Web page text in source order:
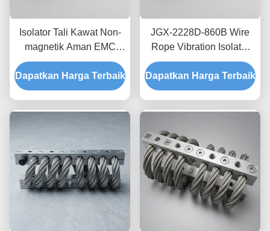
Isolator Tali Kawat Non-
magnetik Aman EMC
JGX-2228D-665B
Dudukan Disipasi Kejut
Sementara untuk
Dapatkan Harga Terbaik
JGX-2228D-860B Wire
Rope Vibration Isolator
Stainless Steel Long
Service Life Absorber
kejut industri
Dapatkan Harga Terbaik